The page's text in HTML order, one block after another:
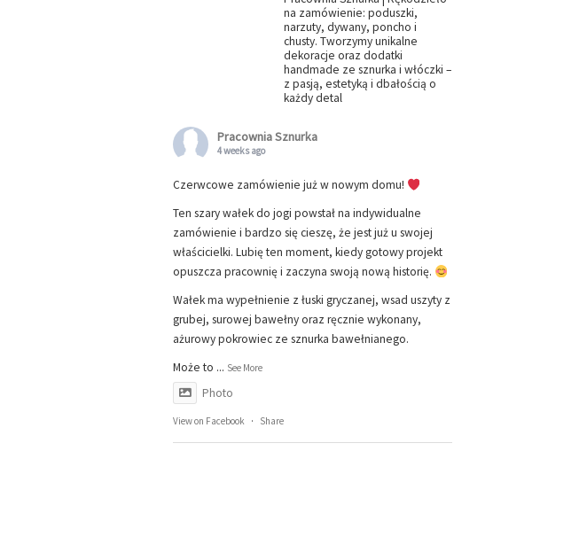
na zamówienie: poduszki,
narzuty, dywany, poncho i
chusty. Tworzymy unikalne
dekoracje oraz dodatki
handmade ze sznurka i włóczki –
z pasją, estetyką i dbałością o
każdy detal
Pracownia Sznurka
4 weeks ago
Czerwcowe zamówienie już w nowym domu!
Ten szary wałek do jogi powstał na indywidualne
zamówienie i bardzo się cieszę, że jest już u swojej
właścicielki. Lubię ten moment, kiedy gotowy projekt
opuszcza pracownię i zaczyna swoją nową historię.
Wałek ma wypełnienie z łuski gryczanej, wsad uszyty z
grubej, surowej bawełny oraz ręcznie wykonany,
ażurowy pokrowiec ze sznurka bawełnianego.
Może to ... See More
Photo
View on Facebook · Share